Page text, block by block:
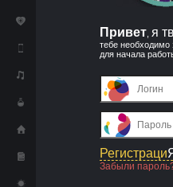
Привет я
тебе необходимо
для начала
Регистраци
Забыли